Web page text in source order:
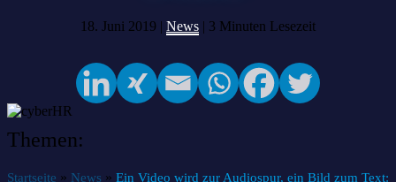
18. Juni 2019 | News | 3 Minuten Lesezeit
Themen:
Startseite » News » Ein Video wird zur Audiospur, ein Bild zum Text: